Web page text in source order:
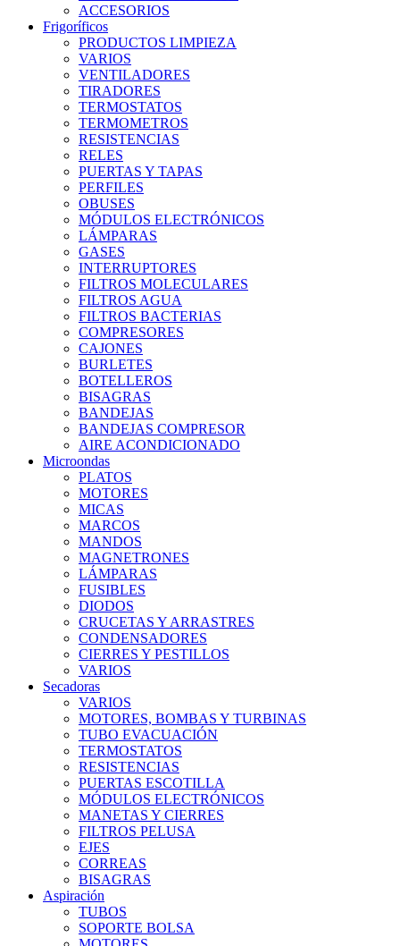
ACCESORIOS
Frigoríficos
PRODUCTOS LIMPIEZA
VARIOS
VENTILADORES
TIRADORES
TERMOSTATOS
TERMOMETROS
RESISTENCIAS
RELES
PUERTAS Y TAPAS
PERFILES
OBUSES
MÓDULOS ELECTRÓNICOS
LÁMPARAS
GASES
INTERRUPTORES
FILTROS MOLECULARES
FILTROS AGUA
FILTROS BACTERIAS
COMPRESORES
CAJONES
BURLETES
BOTELLEROS
BISAGRAS
BANDEJAS
BANDEJAS COMPRESOR
AIRE ACONDICIONADO
Microondas
PLATOS
MOTORES
MICAS
MARCOS
MANDOS
MAGNETRONES
LÁMPARAS
FUSIBLES
DIODOS
CRUCETAS Y ARRASTRES
CONDENSADORES
CIERRES Y PESTILLOS
VARIOS
Secadoras
VARIOS
MOTORES, BOMBAS Y TURBINAS
TUBO EVACUACIÓN
TERMOSTATOS
RESISTENCIAS
PUERTAS ESCOTILLA
MÓDULOS ELECTRÓNICOS
MANETAS Y CIERRES
FILTROS PELUSA
EJES
CORREAS
BISAGRAS
Aspiración
TUBOS
SOPORTE BOLSA